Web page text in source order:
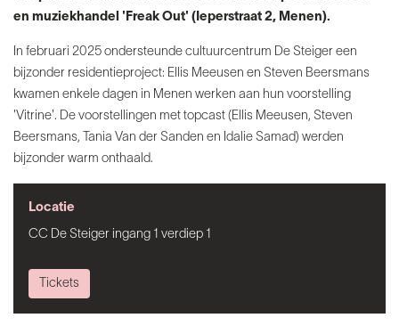
en muziekhandel 'Freak Out' (Ieperstraat 2, Menen).
In februari 2025 ondersteunde cultuurcentrum De Steiger een
bijzonder residentieproject: Ellis Meeusen en Steven Beersmans
kwamen enkele dagen in Menen werken aan hun voorstelling
'Vitrine'. De voorstellingen met topcast (Ellis Meeusen, Steven
Beersmans, Tania Van der Sanden en Idalie Samad) werden
bijzonder warm onthaald.
Locatie
CC De Steiger ingang 1 verdiep 1
Tickets